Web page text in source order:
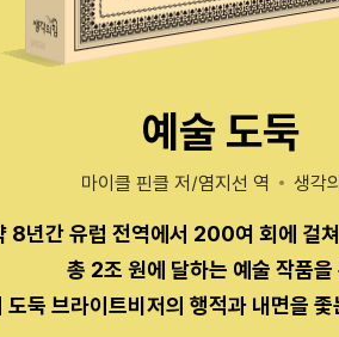
예술 도둑
마이클 핀클 저/염지선 역 생각
8년간 유럽 전역에서 200여 회에 걸
총 2조 원에 달하는 예술 작품을
도둑 브라이트비저의 행적과 내면을